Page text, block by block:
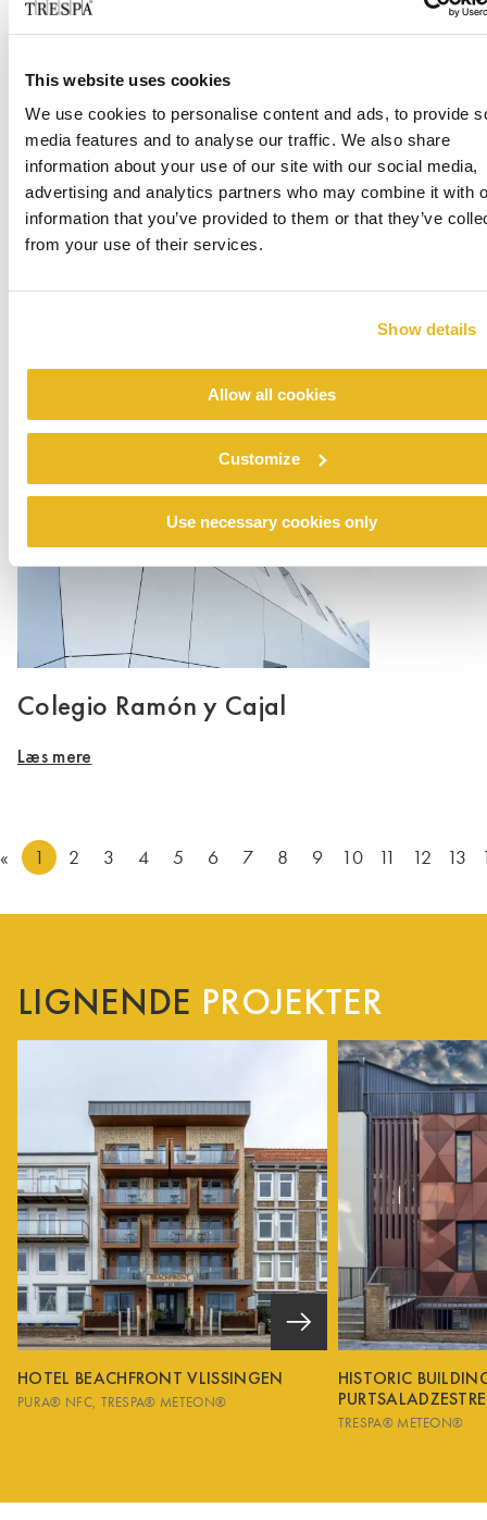
This website uses cookies
We use cookies to personalise content and ads, to provide
media features and to analyse our traffic. We also share
information about your use of our site with our social media,
advertising and analytics partners who may combine it with
information that you’ve provided to them or that they’ve
from your use of their services.
Show details
Allow all cookies
Customize
Use necessary cookies only
Office Centrada
Læs mere
Renovation emergency shelter Stein
Læs mere
Colegio Ramón y Cajal
Læs mere
« 1 2 3 4 5 6 7 8 9 10 11 12 13
LIGNENDE PROJEKTER
HOTEL BEACHFRONT VLISSINGEN
PURA® NFC TRESPA® METEON®
HISTORIC
TRESPA® METEON®